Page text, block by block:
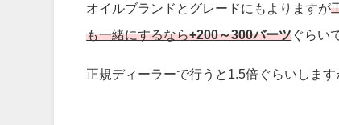
オイルブランドとグレードにもよりますが
も一緒にするなら+200～300バーツぐらい
正規ディーラーで行うと1.5倍ぐらいしま